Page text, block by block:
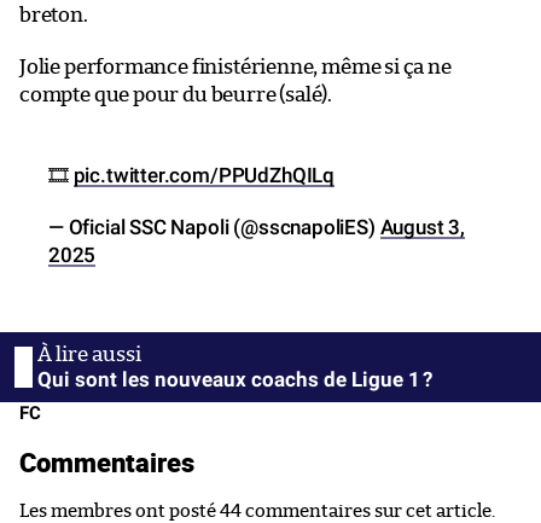
breton.
Jolie performance finistérienne, même si ça ne
compte que pour du beurre (salé).
🎞️ pic.twitter.com/PPUdZhQILq
— Oficial SSC Napoli (@sscnapoliES) August 3,
2025
Qui sont les nouveaux coachs de Ligue 1 ?
FC
Commentaires
Les membres ont posté 44 commentaires sur cet article.